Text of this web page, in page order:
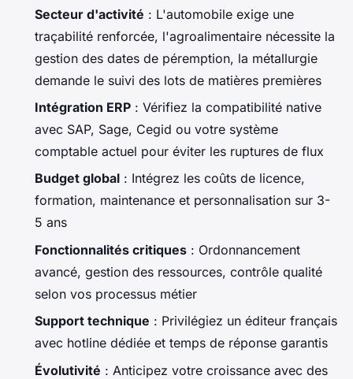
Secteur d'activité : L'automobile exige une
traçabilité renforcée, l'agroalimentaire nécessite la
gestion des dates de péremption, la métallurgie
demande le suivi des lots de matières premières
Intégration ERP : Vérifiez la compatibilité native
avec SAP, Sage, Cegid ou votre système
comptable actuel pour éviter les ruptures de flux
Budget global : Intégrez les coûts de licence,
formation, maintenance et personnalisation sur 3-
5 ans
Fonctionnalités critiques : Ordonnancement
avancé, gestion des ressources, contrôle qualité
selon vos processus métier
Support technique : Privilégiez un éditeur français
avec hotline dédiée et temps de réponse garantis
Évolutivité : Anticipez votre croissance avec des